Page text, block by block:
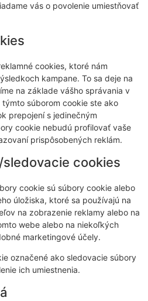
vás o povolenie umiestňovať
cookies, ktoré nám
kampane. To sa deje na
na základe vášho správania v
týmto súborom cookie ste ako
prepojení s jedinečným
cookie nebudú profilovať vaše
prispôsobených reklám.
cookies
cookie sú súbory cookie alebo
úložiska, ktoré sa používajú na
na zobrazenie reklamy alebo na
webe alebo na niekoľkých
marketingové účely.
označené ako sledovacie súbory
ich umiestnenia.